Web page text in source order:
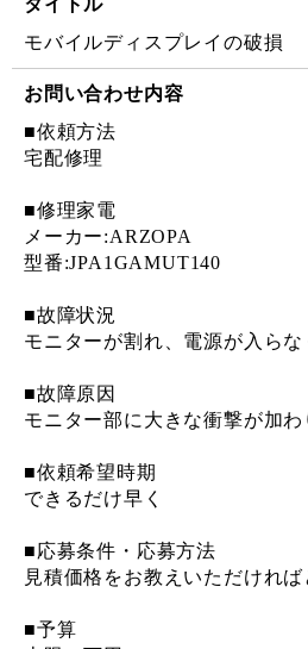
タイトル
モバイルディスプレイの破損
お問い合わせ内容
■依頼方法
宅配修理
■修理家電
メーカー:ARZOPA
型番:JPA1GAMUT140
■故障状況
モニターが割れ、電源が入らな
■故障原因
モニター部に大きな衝撃が加わ
■依頼希望時期
できるだけ早く
■応募条件・応募方法
見積価格をお教えいただければ
■予算